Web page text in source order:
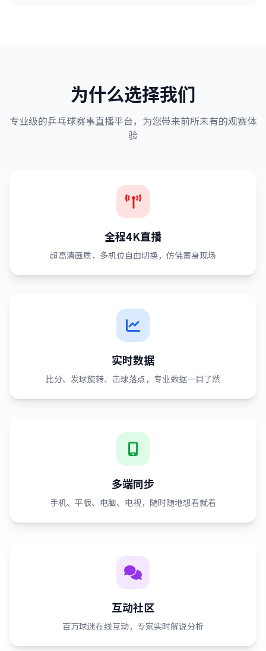
为什么选择我们
专业级的乒乓球赛事直播平台，为您带来前所未有的观赛体
验
全程4K直播
超高清画质，多机位自由切换，仿佛置身现场
实时数据
比分、发球旋转、击球落点，专业数据一目了然
多端同步
手机、平板、电脑、电视，随时随地想看就看
互动社区
百万球迷在线互动，专家实时解说分析